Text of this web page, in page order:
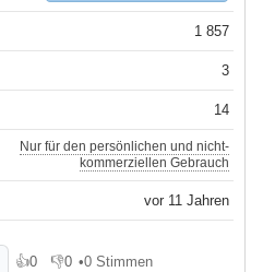
1 857
3
14
Nur für den persönlichen und nicht-
kommerziellen Gebrauch
vor 11 Jahren
👍0 👎0 •0 Stimmen